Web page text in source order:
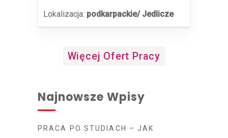
Lokalizacja: podkarpackie/ Jedlicze
Więcej Ofert Pracy
Najnowsze Wpisy
PRACA PO STUDIACH – JAK